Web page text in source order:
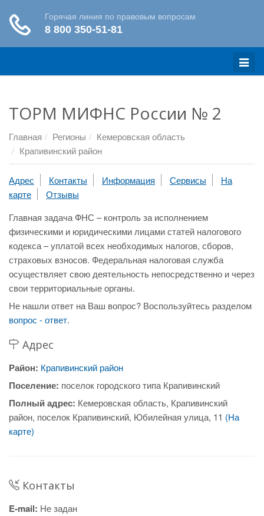
Меню
ТОРМ МИФНС России № 2
Главная Регионы
Кемеровская область
Крапивинский район
Адрес Контакты Информация Сервисы
На
карте
Отзывы
Главная задача ФНС – контроль за исполнением
физическими и юридическими лицами статей налогового
кодекса – уплатой всех необходимых налогов, сборов,
страховых взносов. Федеральная налоговая служба
осуществляет свою деятельность непосредственно и через
свои территориальные органы.
Не нашли ответ на Ваш вопрос? Воспользуйтесь разделом
вопрос - ответ.
Адрес
Район: Крапивинский район
Поселение: поселок городского типа Крапивинский
Полный адрес: Кемеровская область, Крапивинский
район, поселок Крапивинский, Юбилейная улица, 11 (На
карте)
Контакты
E-mail: Не задан